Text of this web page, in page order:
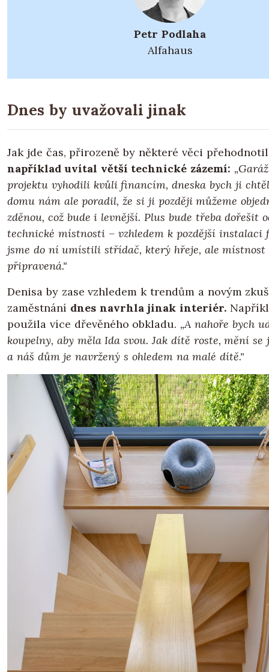
Petr Podlaha
Alfahaus
Dnes by uvažovali jinak
Jak jde čas, přirozeně by některé věci
například uvítal větší technické zázemí:
projektu vyhodili kvůli financím, dneska bych ji
domu nám ale poradil, že si ji později můžeme
zděnou, což bude i levnější. Plus bude třeba dořešit
technické místnosti – vzhledem k pozdější instalaci
jsme do ní umístili střídač, který hřeje, ale
připravená."
Denisa by zase vzhledem k trendům a novým
zaměstnání dnes navrhla jinak interiér.
použila více dřevěného obkladu. „A nahoře bych
koupelny, aby měla Ida svou. Jak dítě roste, mění se
a náš dům je navržený s ohledem na malé dítě."